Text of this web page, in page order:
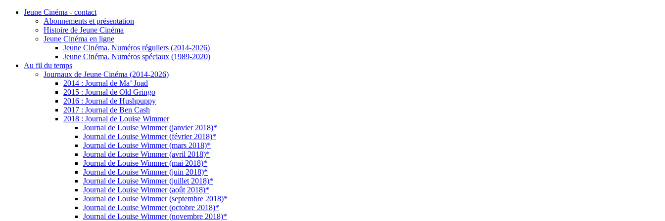
Jeune Cinéma - contact
Abonnements et présentation
Histoire de Jeune Cinéma
Jeune Cinéma en ligne
Jeune Cinéma. Numéros réguliers (2014-2026)
Jeune Cinéma. Numéros spéciaux (1989-2020)
Au fil du temps
Journaux de Jeune Cinéma (2014-2026)
2014 : Journal de Ma’ Joad
2015 : Journal de Old Gringo
2016 : Journal de Hushpuppy
2017 : Journal de Ben Cash
2018 : Journal de Louise Wimmer
Journal de Louise Wimmer (janvier 2018)*
Journal de Louise Wimmer (février 2018)*
Journal de Louise Wimmer (mars 2018)*
Journal de Louise Wimmer (avril 2018)*
Journal de Louise Wimmer (mai 2018)*
Journal de Louise Wimmer (juin 2018)*
Journal de Louise Wimmer (juillet 2018)*
Journal de Louise Wimmer (août 2018)*
Journal de Louise Wimmer (septembre 2018)*
Journal de Louise Wimmer (octobre 2018)*
Journal de Louise Wimmer (novembre 2018)*